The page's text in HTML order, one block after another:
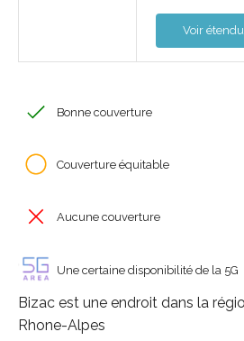
Voir
Bonne couverture
Couverture équitable
Aucune couverture
Une certaine disponibilité de la 5G
Bizac est une endroit dans la
Rhone-Alpes